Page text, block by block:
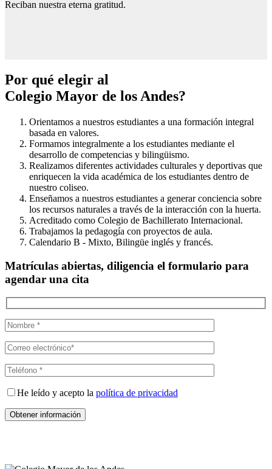
Reciban nuestra eterna gratitud.
Por qué elegir al
Colegio Mayor de los Andes?
Orientamos a nuestros estudiantes a una formación integral
basada en valores.
Formamos integralmente a los estudiantes mediante el
desarrollo de competencias y bilingüismo.
Realizamos diferentes actividades culturales y deportivas que
enriquecen la vida académica de los estudiantes dentro de
nuestro coliseo.
Enseñamos a nuestros estudiantes a generar conciencia sobre
los recursos naturales a través de la interacción con la huerta.
Acreditado como Colegio de Bachillerato Internacional.
Trabajamos la pedagogía con proyectos de aula.
Calendario B - Mixto, Bilingüe inglés y francés.
Matrículas abiertas, diligencia el formulario para
agendar una cita
He leído y acepto la política de privacidad